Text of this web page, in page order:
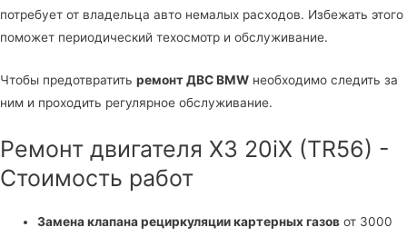
потребует от владельца авто немалых расходов. Избежать этого
поможет периодический техосмотр и обслуживание.
Чтобы предотвратить ремонт ДВС BMW необходимо следить за
ним и проходить регулярное обслуживание.
Ремонт двигателя X3 20iX (TR56) -
Стоимость работ
Замена клапана рециркуляции картерных газов от 3000